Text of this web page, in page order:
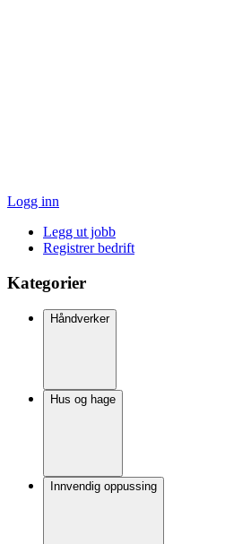
Logg inn
Legg ut jobb
Registrer bedrift
Kategorier
Håndverker
Hus og hage
Innvendig oppussing